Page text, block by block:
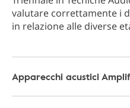
valutare correttamente i
in relazione alle diverse
Apparecchi acustici